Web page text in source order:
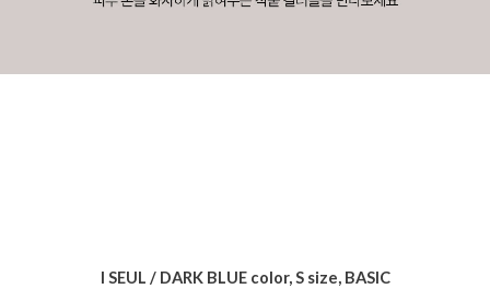
I SEUL / DARK BLUE color, S size, BASIC